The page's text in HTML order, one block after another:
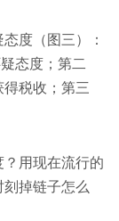
度（图三）：
态度；第二
税收；第三
用现在流行的
掉链子怎么